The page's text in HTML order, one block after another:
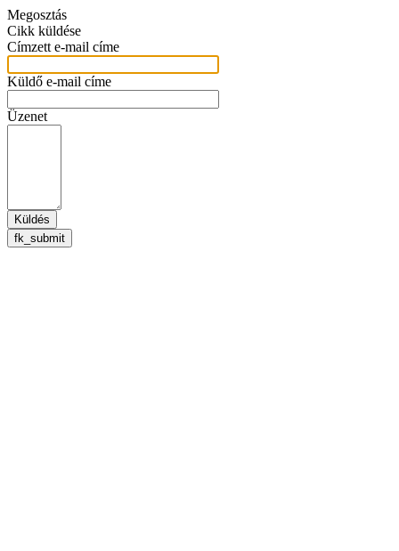
Megosztás
Cikk küldése
Címzett e-mail címe
Küldő e-mail címe
Üzenet